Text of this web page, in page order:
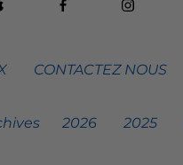
CONTACTEZ NOUS
2026 2025